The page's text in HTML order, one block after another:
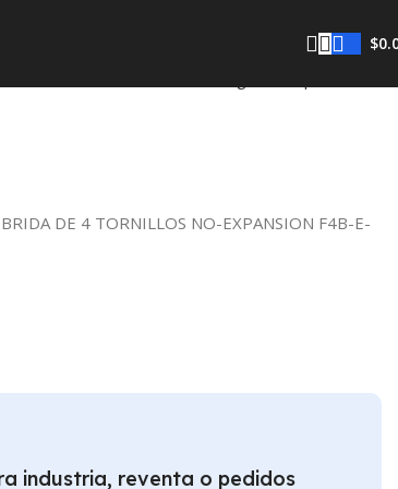
$
DE 4 TORNILLOS NO-EXPANSION F4B-E-
industria, reventa o pedidos